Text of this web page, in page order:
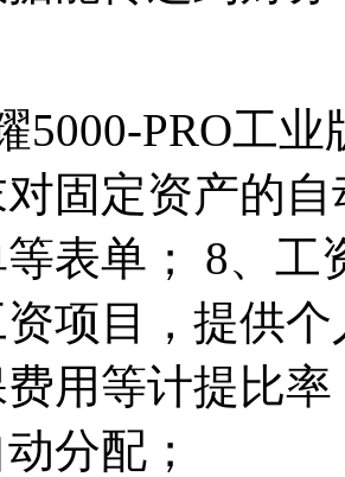
5000-PRO工
固定资产的
表单； 8、
项目，提供
用等计提比
分配；